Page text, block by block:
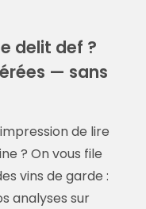
delit def ?
— sans
de lire
? On vous file
vins de garde :
analyses sur